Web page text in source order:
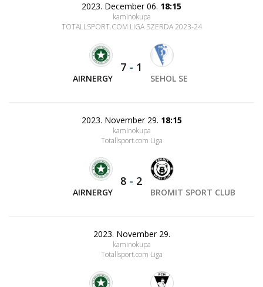
2023. December 06. 18:15
kaminokupa
TOTALLSPORT.COM LIGA SZERDA 2023-24
AIRNERGY
7 - 1
SEHOL SE
2023. November 29. 18:15
kaminokupa
Totallsport.com Liga
AIRNERGY
8 - 2
BROMIT SPORT CLUB
2023. November 29.
kaminokupa
Totallsport.com Liga